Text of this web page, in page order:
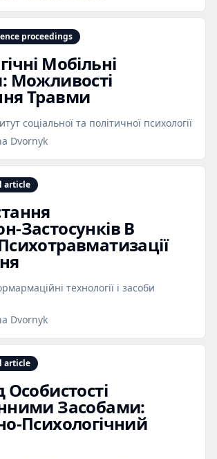
proceedings
Мобільні
Можливості
Травми
соціальної та політичної психології
Dvornyk
article
В
технології і засоби
Dvornyk
article
Особистості
Засобами: